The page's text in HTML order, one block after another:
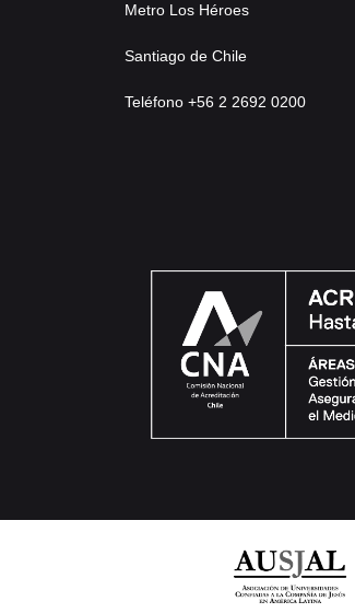
Metro Los Héroes
Santiago de Chile
Teléfono +56 2 2692 0200